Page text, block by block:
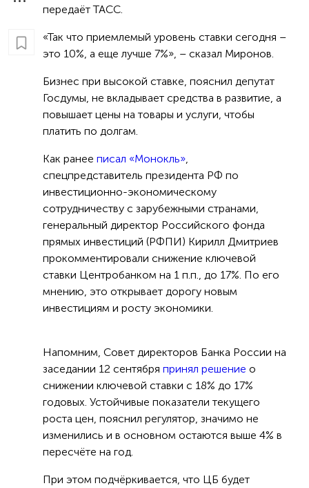
передаёт ТАСС.
«Так что приемлемый уровень ставки сегодня –
это 10%, а еще лучше 7%», – сказал Миронов.
Бизнес при высокой ставке, пояснил депутат
Госдумы, не вкладывает средства в развитие, а
повышает цены на товары и услуги, чтобы
платить по долгам.
Как ранее писал «Монокль»
спецпредставитель президента РФ по
инвестиционно-экономическому
сотрудничеству с зарубежными странами,
генеральный директор Российского фонда
прямых инвестиций (РФПИ) Кирилл Дмитриев
прокомментировали снижение ключевой
ставки Центробанком на 1 п.п., до 17%. По его
мнению, это открывает дорогу новым
инвестициям и росту экономики.
Напомним, Совет директоров Банка России на
заседании 12 сентября принял решение о
снижении ключевой ставки с 18% до 17%
годовых. Устойчивые показатели текущего
роста цен, пояснил регулятор, значимо не
изменились и в основном остаются выше 4% в
пересчёте на год.
При этом подчёркивается, что ЦБ будет